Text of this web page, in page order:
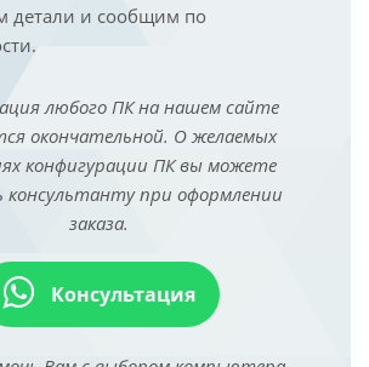
детали и сообщим по
любого ПК на нашем сайте
окончательной. О желаемых
конфигурации ПК вы можете
при оформлении
заказа.
Консультация